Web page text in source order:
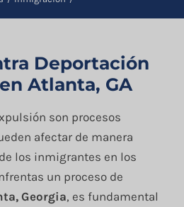
Deportación
Atlanta, GA
son procesos
afectar de manera
los inmigrantes en los
un proceso de
Georgia, es fundamental